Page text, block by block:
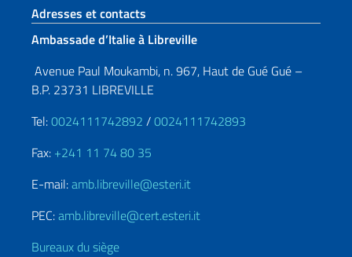
Section de pied de page
Adresses et contacts
Ambassade d’Italie à Libreville
Avenue Paul Moukambi, n. 967, Haut de Gué Gué –
B.P. 23731 LIBREVILLE
Tel:0024111742892 /0024111742893
Fax: +241 11 74 80 35
E-mail:amb.libreville@esteri.it
PEC:amb.libreville@cert.esteri.it
Bureaux du siège